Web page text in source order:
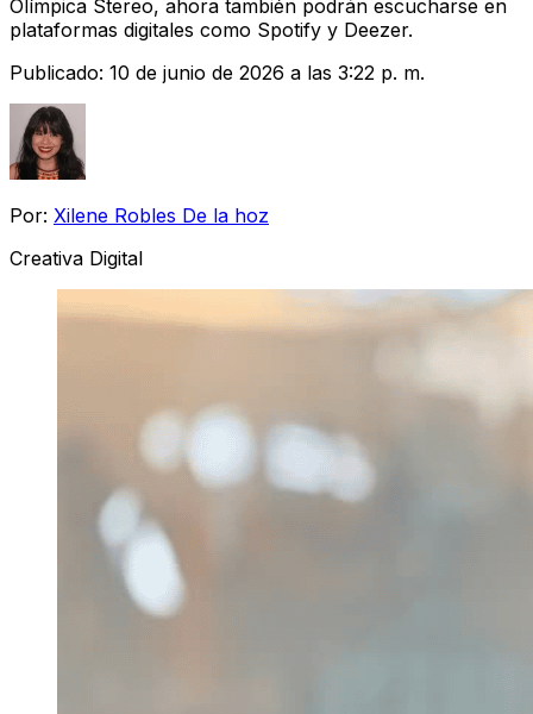
Olímpica Stereo, ahora también podrán escucharse en
plataformas digitales como Spotify y Deezer.
Publicado: 10 de junio de 2026 a las 3:22 p. m.
Por: Xilene Robles De la hoz
Creativa Digital